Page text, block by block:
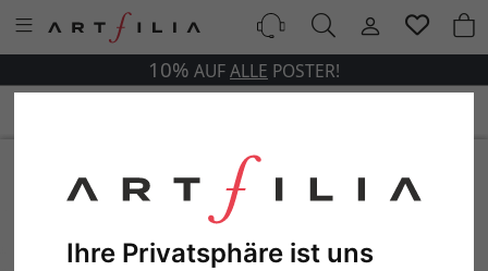
Ihre Privatsphäre ist uns
10% AUFALLE POSTER!